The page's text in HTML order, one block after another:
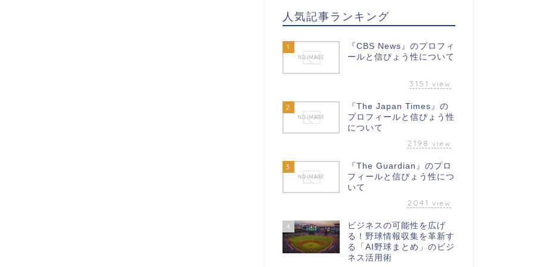
人気記事ランキング
1
『CBS News』のプロフィ
ールと信ぴょう性について
3151 view
2
『The Japan Times』の
プロフィールと信ぴょう性
について
2198 view
3
『The Guardian』のプロ
フィールと信ぴょう性につ
いて
2041 view
4
ビジネスの可能性を広げ
る！野球情報収集を革新す
る「AI野球まとめ」のビジ
ネス活用術